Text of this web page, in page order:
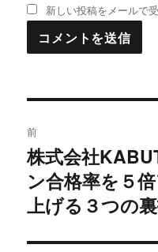
新しい投稿をメールで
稿
ナ
ビ
前
過
去
の
稿:
株式会社
ン合格率を５
上げる３つの